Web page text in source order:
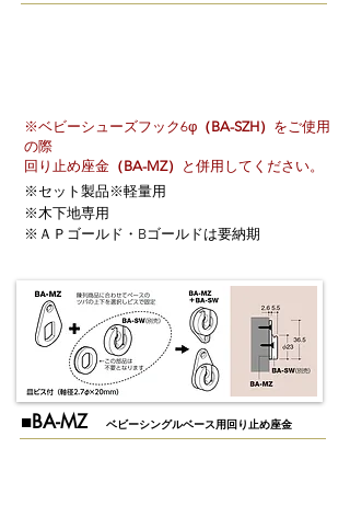
※ベビーシューズフック6φ （BA-SZH） をご使用
の際
​回り止め座金 （BA-MZ）
と併用してください。
※セット製品※軽量用
※木下地専用
※ＡＰゴールド・Bゴールドは要納期
​■BA-MZ ベビーシングルベース用回り止め座金